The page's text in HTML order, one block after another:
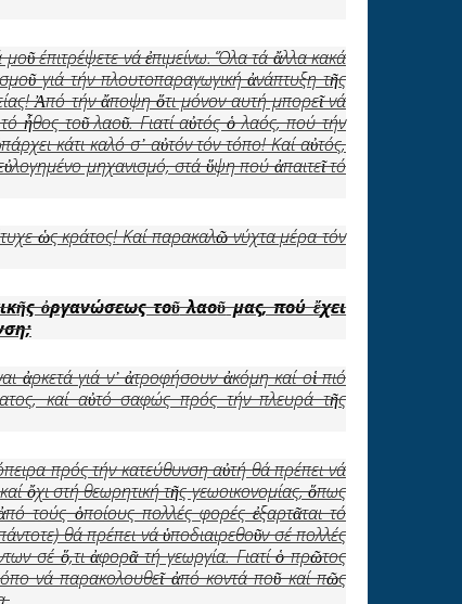
έπιτρέψετε νά ἐπιμείνω. Ὅλα τά ἄλλα κακά
γιά τήν πλουτοπαραγωγική ἀνάπτυξη τῆς
Ἀπό τήν ἄποψη ὅτι μόνον αυτή μπορεῖ νά
τό ἦθος τοῦ λαοῦ. Γιατί αὐτός ὁ λαός, πού τήν
κάτι καλό σ᾿ αὐτόν τόν τόπο! Καί αὐτός,
μηχανισμό, στά ὕψη πού ἀπαιτεῖ τό
ὡς κράτος! Καί παρακαλῶ νύχτα μέρα τόν
ῆςὀργανώσεως τοῦλαοῦμας, πούἔχει
ἀρκετά γιά ν᾿ ἀτροφήσουν ἀκόμη καί οἱ πιό
καί αὐτό σαφώς πρός τήν πλευρά τῆς
πρός τήν κατεύθυνση αὐτή θά πρέπει νά
ὄχι στή θεωρητική τῆς γεωοικονομίας, ὅπως
τούς ὁποίους πολλές φορές ἐξαρτᾶται τό
θά πρέπει νά ὑποδιαιρεθοῦν σέ πολλές
σέ ὅ,τι ἀφορᾶ τή γεωργία. Γιατί ὁ πρῶτος
νά παρακολουθεῖ ἀπό κοντά ποῦ καί πῶς